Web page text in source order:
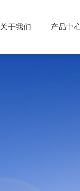
关于我们 产品中